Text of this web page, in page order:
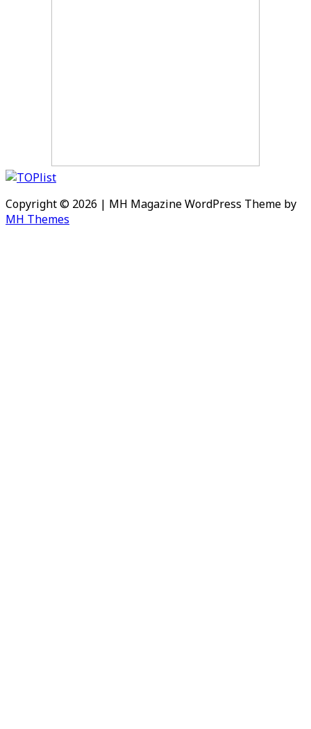
Copyright © 2026 | MH Magazine WordPress Theme by
MH Themes